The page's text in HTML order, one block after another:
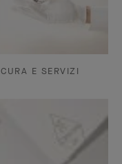
CURA E SERVIZI